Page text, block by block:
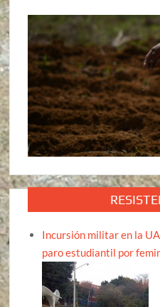
Incursión militar en la
paro estudiantil por